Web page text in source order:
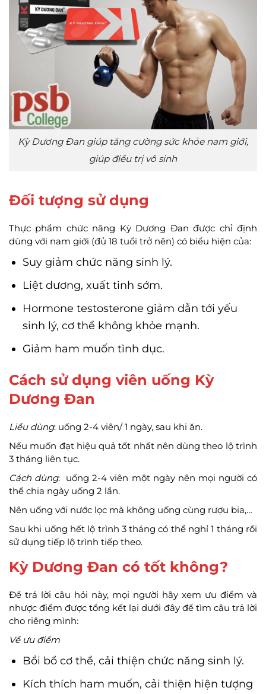
Kỳ Dương Đan giúp tăng cường sức khỏe nam giới,
giúp điều trị vô sinh
Đối tượng sử dụng
Thực phẩm chức năng Kỳ Dương Đan được chỉ định
dùng với nam giới (đủ 18 tuổi trở nên) có biểu hiện của:
Suy giảm chức năng sinh lý.
Liệt dương, xuất tinh sớm.
Hormone testosterone giảm dẫn tới yếu
sinh lý, cơ thể không khỏe mạnh.
Giảm ham muốn tình dục.
Cách sử dụng viên uống Kỳ
Dương Đan
Liều dùng: uống 2-4 viên/ 1 ngày, sau khi ăn.
Nếu muốn đạt hiệu quả tốt nhất nên dùng theo lộ trình
3 tháng liên tục.
Cách dùng: uống 2-4 viên một ngày nên mọi người có
thể chia ngày uống 2 lần.
Nên uống với nước lọc mà không uống cùng rượu bia,…
Sau khi uống hết lộ trình 3 tháng có thể nghỉ 1 tháng rồi
sử dụng tiếp lộ trình tiếp theo.
Kỳ Dương Đan có tốt không?
Để trả lời câu hỏi này, mọi người hãy xem ưu điểm và
nhược điểm được tổng kết lại dưới đây để tìm câu trả lời
cho riêng mình:
Về ưu điểm
Bồi bổ cơ thể, cải thiện chức năng sinh lý.
Kích thích ham muốn, cải thiện hiện tượng